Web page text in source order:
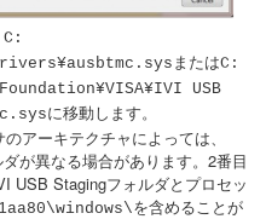
C:
またはC:
USB
に移動します。
アーキテクチャによっては、
が異なる場合があります。2番目
USB Stagingフォルダとプロセッ
を含めることが